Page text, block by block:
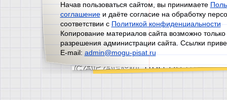
Начав пользоваться сайтом, вы принимаете
соглашениеи даёте согласие на обработку
соответствии сПолитикой конфиденциальности
Копирование материалов сайта возможно
разрешения администрации сайта. Ссылки
E-mail: admin@mogu-pisat.ru